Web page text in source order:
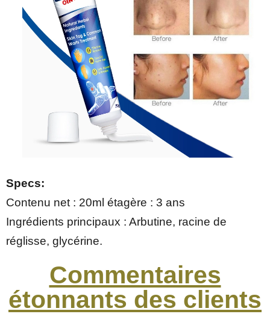
Specs:
Contenu net : 20ml étagère : 3 ans
Ingrédients principaux : Arbutine, racine de
réglisse, glycérine.
Commentaires
étonnants des clients